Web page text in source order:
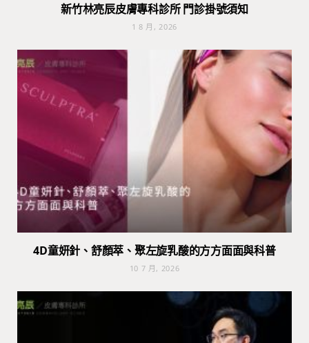
新竹林亮辰皮膚專科診所 門診掛號須知
1 8 月, 2026
4D童妍針、舒顏萃、聚左旋乳酸的方方面面與科普
10 7 月, 2026